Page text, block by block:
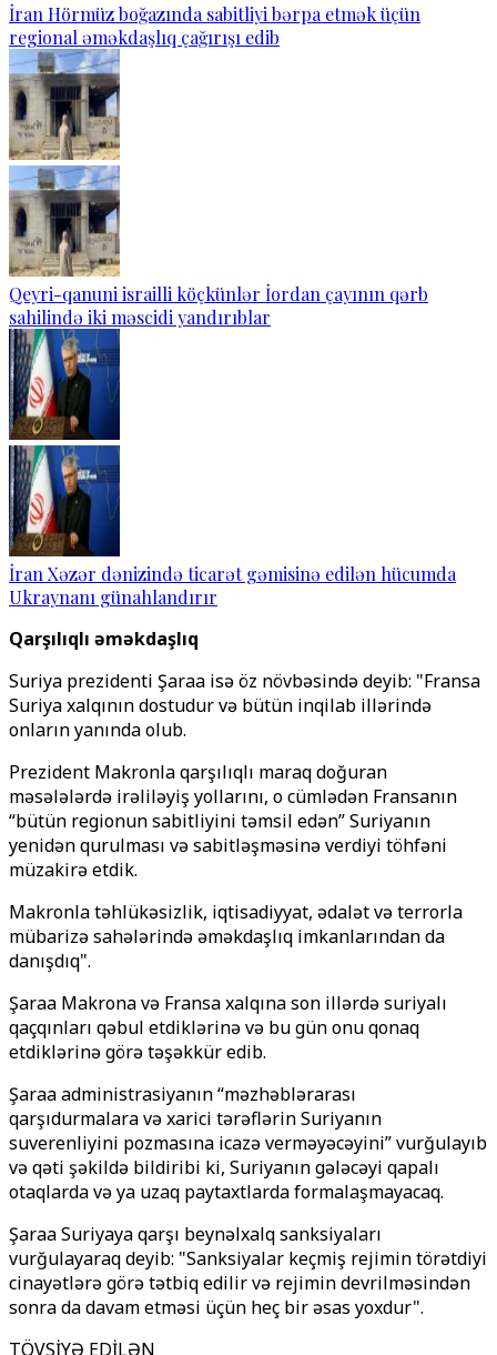
İran Hörmüz boğazında sabitliyi bərpa etmək üçün
regional əməkdaşlıq çağırışı edib
Qeyri-qanuni israilli köçkünlər İordan çayının qərb
sahilində iki məscidi yandırıblar
İran Xəzər dənizində ticarət gəmisinə edilən hücumda
Ukraynanı günahlandırır
Qarşılıqlı əməkdaşlıq
Suriya prezidenti Şaraa isə öz növbəsində deyib: "Fransa
Suriya xalqının dostudur və bütün inqilab illərində
onların yanında olub.
Prezident Makronla qarşılıqlı maraq doğuran
məsələlərdə irəliləyiş yollarını, o cümlədən Fransanın
“bütün regionun sabitliyini təmsil edən” Suriyanın
yenidən qurulması və sabitləşməsinə verdiyi töhfəni
müzakirə etdik.
Makronla təhlükəsizlik, iqtisadiyyat, ədalət və terrorla
mübarizə sahələrində əməkdaşlıq imkanlarından da
danışdıq".
Şaraa Makrona və Fransa xalqına son illərdə suriyalı
qaçqınları qəbul etdiklərinə və bu gün onu qonaq
etdiklərinə görə təşəkkür edib.
Şaraa administrasiyanın “məzhəblərarası
qarşıdurmalara və xarici tərəflərin Suriyanın
suverenliyini pozmasına icazə verməyəcəyini” vurğulayıb
və qəti şəkildə bildiribi ki, Suriyanın gələcəyi qapalı
otaqlarda və ya uzaq paytaxtlarda formalaşmayacaq.
Şaraa Suriyaya qarşı beynəlxalq sanksiyaları
vurğulayaraq deyib: "Sanksiyalar keçmiş rejimin törətdiyi
cinayətlərə görə tətbiq edilir və rejimin devrilməsindən
sonra da davam etməsi üçün heç bir əsas yoxdur".
TÖVSİYƏ EDİLƏN